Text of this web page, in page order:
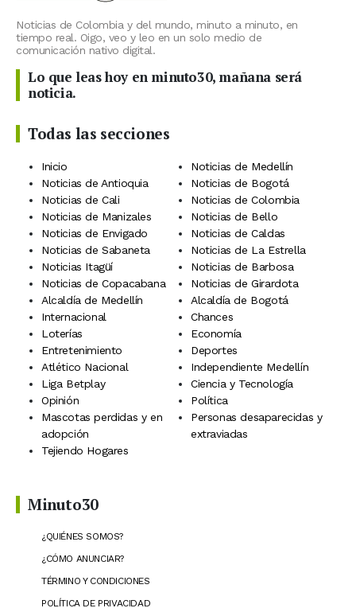
Noticias de Colombia y del mundo, minuto a minuto, en
tiempo real. Oigo, veo y leo en un solo medio de
comunicación nativo digital.
Lo que leas hoy en minuto30, mañana será
noticia.
Todas las secciones
Inicio
Noticias de Medellín
Noticias de Antioquia
Noticias de Bogotá
Noticias de Cali
Noticias de Colombia
Noticias de Manizales
Noticias de Bello
Noticias de Envigado
Noticias de Caldas
Noticias de Sabaneta
Noticias de La Estrella
Noticias Itagüí
Noticias de Barbosa
Noticias de Copacabana
Noticias de Girardota
Alcaldía de Medellín
Alcaldía de Bogotá
Internacional
Chances
Loterías
Economía
Entretenimiento
Deportes
Atlético Nacional
Independiente Medellín
Liga Betplay
Ciencia y Tecnología
Opinión
Política
Mascotas perdidas y en
adopción
Personas desaparecidas y
extraviadas
Tejiendo Hogares
Minuto30
¿QUIÉNES SOMOS?
¿CÓMO ANUNCIAR?
TÉRMINO Y CONDICIONES
POLÍTICA DE PRIVACIDAD